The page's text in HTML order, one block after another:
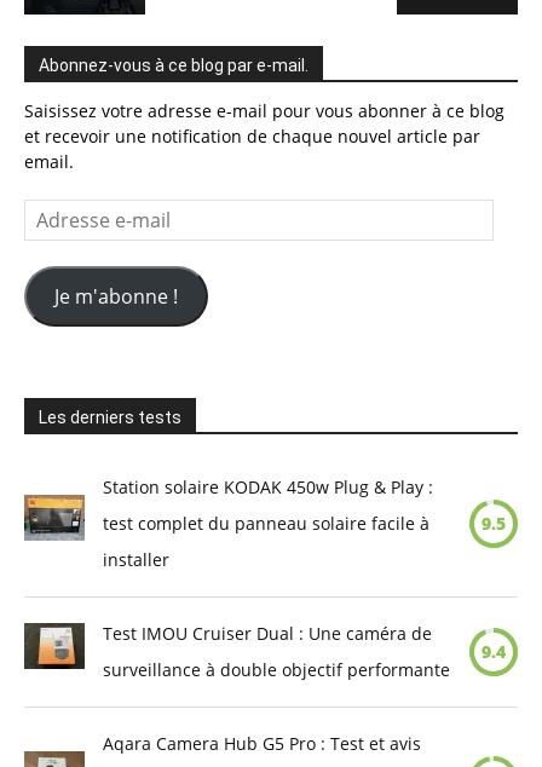
Abonnez-vous à ce blog par e-mail.
Saisissez votre adresse e-mail pour vous abonner à ce blog
et recevoir une notification de chaque nouvel article par
email.
Adresse
e-
mail
Je m'abonne !
Les derniers tests
Station solaire KODAK 450w Plug & Play :
test complet du panneau solaire facile à
installer
9.5
Test IMOU Cruiser Dual : Une caméra de
surveillance à double objectif performante
9.4
Aqara Camera Hub G5 Pro : Test et avis